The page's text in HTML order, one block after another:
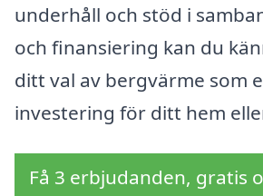
underhåll och stöd i
och finansiering kan du
ditt val av bergvärme som
investering för ditt hem
Få 3 erbjudanden, gratis